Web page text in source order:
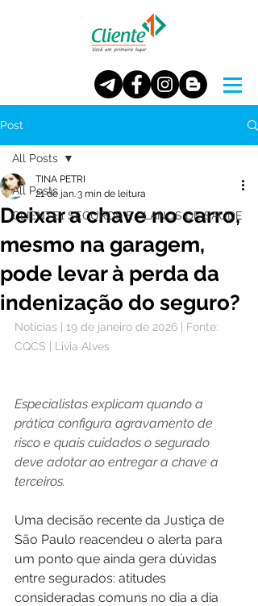
Post
All Posts
CLIENTE1 SEGUROS E PLANOS DE SAUDE
All Posts
Deixar a chave no carro,
mesmo na garagem,
pode levar à perda da
indenização do seguro?
TINA PETRI
21 de jan.3 min de leitura
Notícias | 19 de janeiro de 2026 | Fonte:
CQCS | Livia Alves
Especialistas explicam quando a
prática configura agravamento de
risco e quais cuidados o segurado
deve adotar ao entregar a chave a
terceiros.
Uma decisão recente da Justiça de
São Paulo reacendeu o alerta para
um ponto que ainda gera dúvidas
entre segurados: atitudes
consideradas comuns no dia a dia